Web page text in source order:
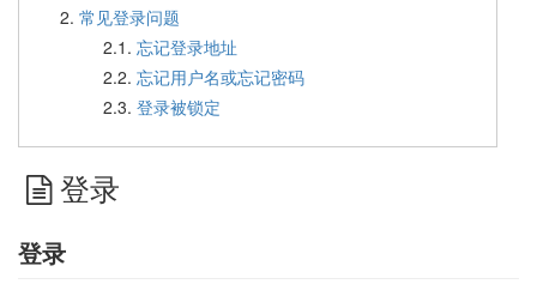
常见登录问题
2.1. 忘记登录地址
2.2. 忘记用户名或忘记密码
2.3. 登录被锁定
登录
登录